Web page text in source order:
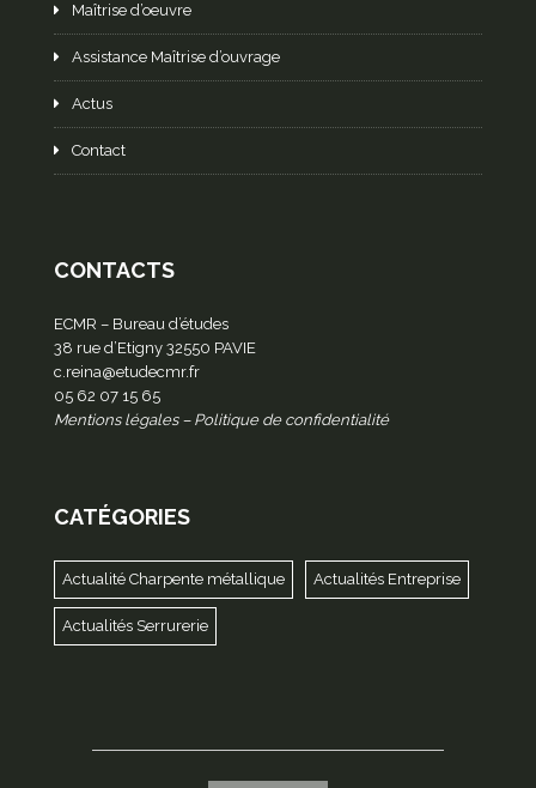
Maîtrise d’oeuvre
Assistance Maîtrise d’ouvrage
Actus
Contact
CONTACTS
ECMR – Bureau d’études
38 rue d’Etigny 32550 PAVIE
c.reina@etudecmr.fr
05 62 07 15 65
Mentions légales– Politique de confidentialité
CATÉGORIES
Actualité Charpente métallique Actualités Entreprise
Actualités Serrurerie